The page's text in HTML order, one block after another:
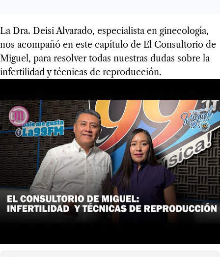
La Dra. Deisi Alvarado, especialista en ginecología,
nos acompañó en este capítulo de El Consultorio de
Miguel, para resolver todas nuestras dudas sobre la
infertilidad y técnicas de reproducción.